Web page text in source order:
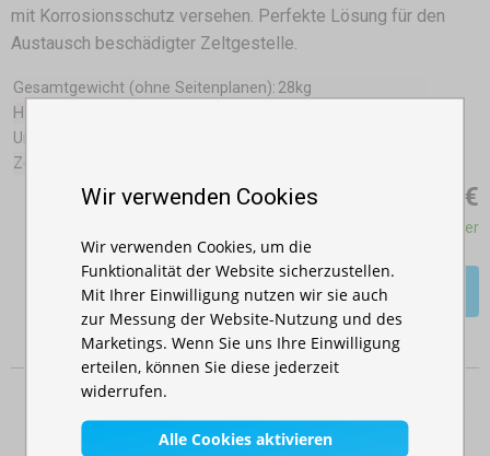
mit Korrosionsschutz versehen. Perfekte Lösung für den
Austausch beschädigter Zeltgestelle.
Gesamtgewicht (ohne Seitenplanen): 28kg
Hersteller:
Unterführungshöhe:
Zeltgröße:
225,00 €
Auf Lager
Wir verwenden Cookies
Wir verwenden Cookies, um die
Funktionalität der Website sicherzustellen.
Mit Ihrer Einwilligung nutzen wir sie auch
zur Messung der Website-Nutzung und des
Marketings. Wenn Sie uns Ihre Einwilligung
erteilen, können Sie diese jederzeit
widerrufen.
Alle Cookies aktivieren